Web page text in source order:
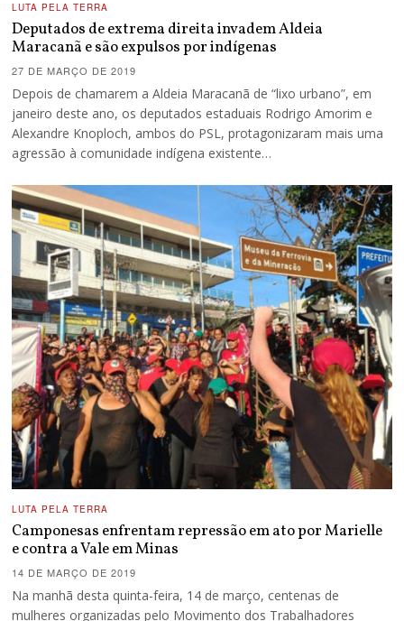
LUTA PELA TERRA
Deputados de extrema direita invadem Aldeia
Maracanã e são expulsos por indígenas
27 DE MARÇO DE 2019
Depois de chamarem a Aldeia Maracanã de “lixo urbano”, em
janeiro deste ano, os deputados estaduais Rodrigo Amorim e
Alexandre Knoploch, ambos do PSL, protagonizaram mais uma
agressão à comunidade indígena existente…
LUTA PELA TERRA
Camponesas enfrentam repressão em ato por Marielle
e contra a Vale em Minas
14 DE MARÇO DE 2019
Na manhã desta quinta-feira, 14 de março, centenas de
mulheres organizadas pelo Movimento dos Trabalhadores